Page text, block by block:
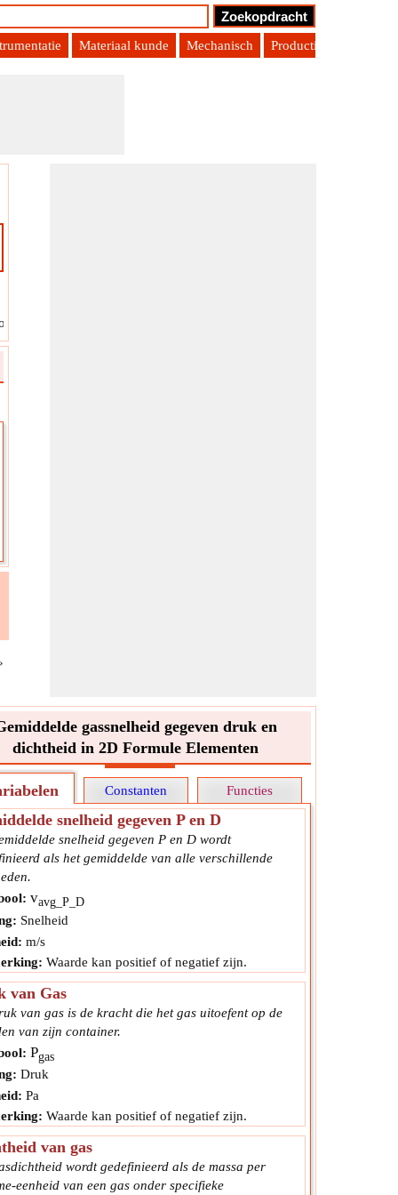
Materiaal kunde Mechanisch Productie Engineering
van Archimedes
gassnelheid gegeven druk en
dichtheid in 2D Formule Elementen
Constanten Functies
snelheid gegeven P en D
snelheid gegeven P en D wordt
als het gemiddelde van alle verschillende
vavg_P_D
Snelheid
m/s
Waarde kan positief of negatief zijn.
van Gas
van gas is de kracht die het gas uitoefent op de
van zijn container.
Pgas
Druk
Pa
Waarde kan positief of negatief zijn.
van gas
wordt gedefinieerd als de massa per
eenheid van een gas onder specifieke